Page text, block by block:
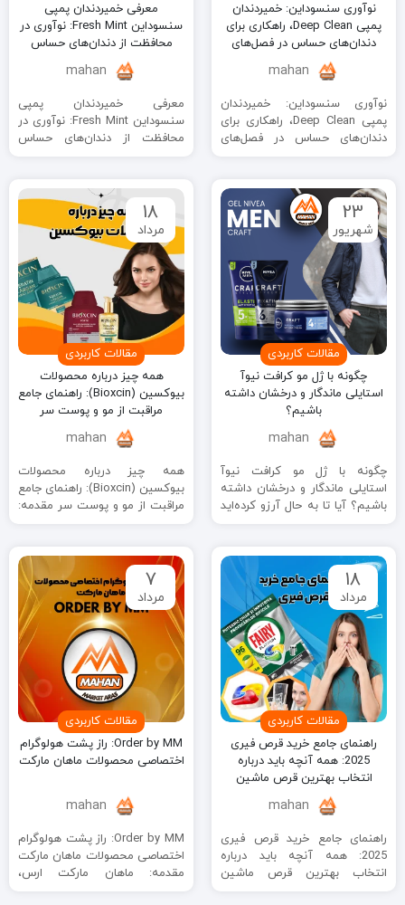
نوآوری سنسوداین: خمیردندان
پمپی Deep Clean، راهکاری برای
دندان‌های حساس در فصل‌های
مختلف
mahan
نوآوری سنسوداین: خمیردندان
پمپی Deep Clean، راهکاری برای
دندان‌های حساس در فصل‌های
معرفی خمیردندان پمپی
سنسوداین Fresh Mint: نوآوری در
محافظت از دندان‌های حساس
mahan
معرفی خمیردندان پمپی
سنسوداین Fresh Mint: نوآوری در
محافظت از دندان‌های حساس
مقالات کاربردی
23
شهریور
چگونه با ژل مو کرافت نیوآ
استایلی ماندگار و درخشان داشته
باشیم؟
mahan
چگونه با ژل مو کرافت نیوآ
استایلی ماندگار و درخشان داشته
باشیم؟ آیا تا به حال آرزو کرده‌اید
مقالات کاربردی
18
مرداد
همه چیز درباره محصولات
بیوکسین (Bioxcin): راهنمای جامع
مراقبت از مو و پوست سر
mahan
همه چیز درباره محصولات
بیوکسین (Bioxcin): راهنمای جامع
مراقبت از مو و پوست سر مقدمه:
مقالات کاربردی
18
مرداد
راهنمای جامع خرید قرص فیری
2025: همه آنچه باید درباره
انتخاب بهترین قرص ماشین
ظرفشویی بدانید
mahan
راهنمای جامع خرید قرص فیری
2025: همه آنچه باید درباره
انتخاب بهترین قرص ماشین
مقالات کاربردی
7
مرداد
Order by MM: راز پشت هولوگرام
اختصاصی محصولات ماهان مارکت
mahan
Order by MM: راز پشت هولوگرام
اختصاصی محصولات ماهان مارکت
مقدمه: ماهان مارکت ارس،